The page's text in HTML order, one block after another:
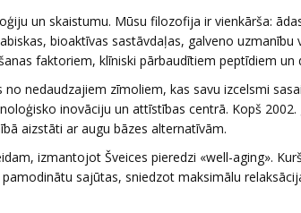
un skaistumu. Mūsu filozofija ir vienkārša:
bioaktīvas sastāvdaļas, galveno uzmanību
faktoriem, klīniski pārbaudītiem peptīdiem un
nedaudzajiem zīmoliem, kas savu izcelsmi
inovāciju un attīstības centrā. Kopš 2002.
aizstāti ar augu bāzes alternatīvām.
izmantojot Šveices pieredzi «well-aging».
sajūtas, sniedzot maksimālu